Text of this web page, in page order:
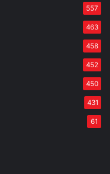
557
463
458
452
450
431
61